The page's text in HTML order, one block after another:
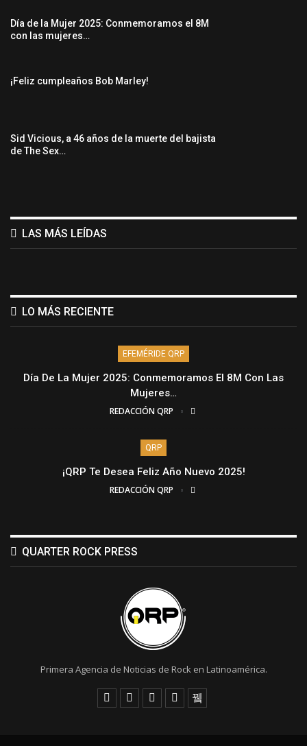
Día de la Mujer 2025: Conmemoramos el 8M
con las mujeres…
¡Feliz cumpleaños Bob Marley!
Sid Vicious, a 46 años de la muerte del bajista
de The Sex…
LAS MÁS LEÍDAS
LO MÁS RECIENTE
EFEMÉRIDE QRP
Día De La Mujer 2025: Conmemoramos El 8M Con Las
Mujeres…
REDACCIÓN QRP
QRP
¡QRP Te Desea Feliz Año Nuevo 2025!
REDACCIÓN QRP
QUARTER ROCK PRESS
Primera Agencia de Noticias de Rock en Latinoamérica.